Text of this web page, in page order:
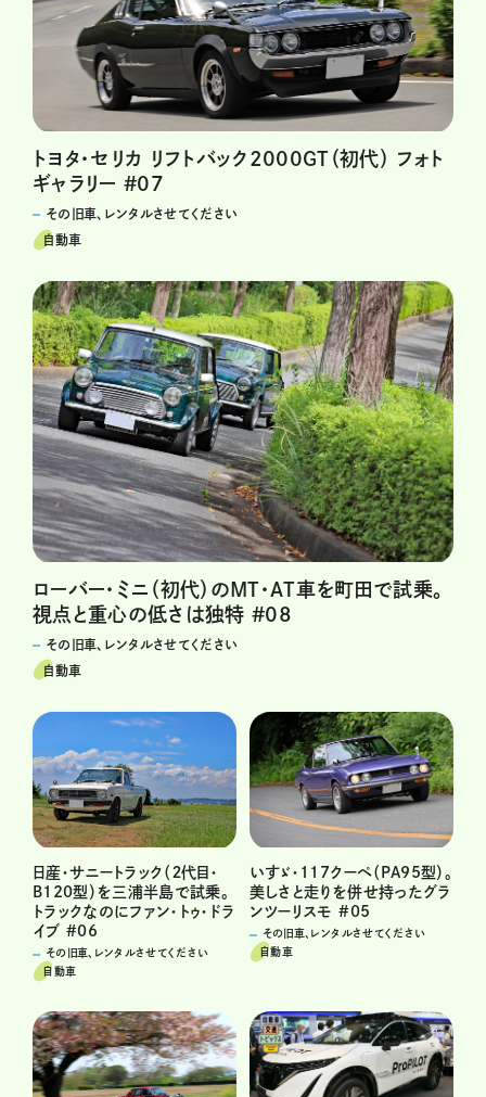
トヨタ・セリカ リフトバック2000GT（初代） フォト
ギャラリー #07
その旧車、レンタルさせてください
自動車
ローバー・ミニ（初代）のMT・AT車を町田で試乗。
視点と重心の低さは独特 #08
その旧車、レンタルさせてください
自動車
日産・サニートラック（２代目・
B120型）を三浦半島で試乗。
トラックなのにファン・トゥ・ドラ
イブ #06
その旧車、レンタルさせてください
自動車
いすゞ・117クーペ（PA95型）。
美しさと走りを併せ持ったグラ
ンツーリスモ #05
その旧車、レンタルさせてください
自動車